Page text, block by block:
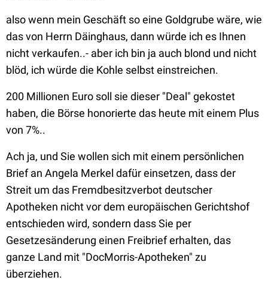
also wenn mein Geschäft so eine Goldgrube wäre, wie
das von Herrn Däinghaus, dann würde ich es Ihnen
nicht verkaufen..- aber ich bin ja auch blond und nicht
blöd, ich würde die Kohle selbst einstreichen.
200 Millionen Euro soll sie dieser "Deal" gekostet
haben, die Börse honorierte das heute mit einem Plus
von 7%..
Ach ja, und Sie wollen sich mit einem persönlichen
Brief an Angela Merkel dafür einsetzen, dass der
Streit um das Fremdbesitzverbot deutscher
Apotheken nicht vor dem europäischen Gerichtshof
entschieden wird, sondern dass Sie per
Gesetzesänderung einen Freibrief erhalten, das
ganze Land mit "DocMorris-Apotheken" zu
überziehen.